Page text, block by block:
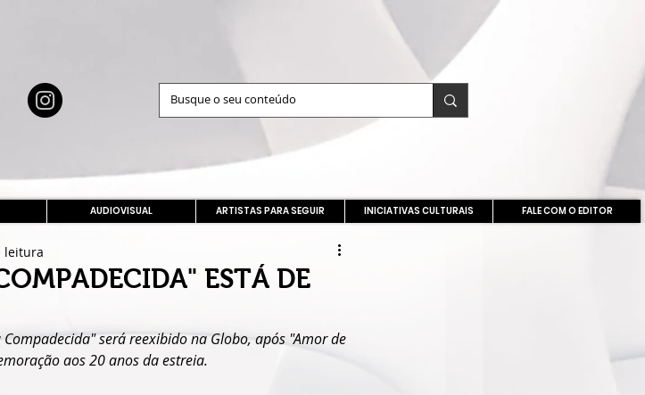
AUDIOVISUAL ARTISTAS PARA SEGUIR INICIATIVAS CULTURAIS FALE COM O EDITOR
ESTÁ DE
leitura
será reexibido na Globo, após "Amor de
aos 20 anos da estreia.